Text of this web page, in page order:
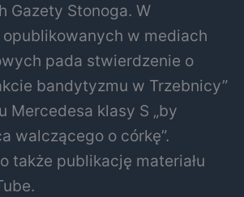
Gazety Stonoga. W
w mediach
pada stwierdzenie o
bandytyzmu w Trzebnicy”
Mercedesa klasy S „by
walczącego o córkę”.
także publikację materiału